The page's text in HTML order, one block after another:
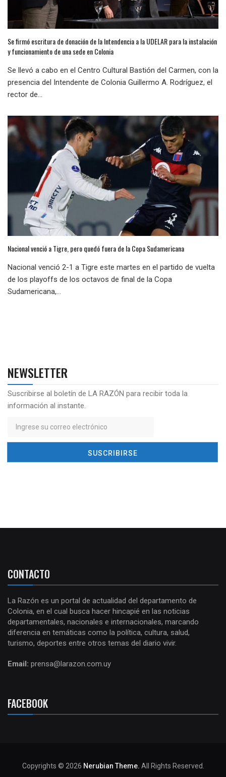
Se firmó escritura de donación de la Intendencia a la UDELAR para la instalación
y funcionamiento de una sede en Colonia
Se llevó a cabo en el Centro Cultural Bastión del Carmen, con la
presencia del Intendente de Colonia Guillermo A. Rodríguez, el
rector de...
Nacional venció a Tigre, pero quedó fuera de la Copa Sudamericana
Nacional venció 2-1 a Tigre este martes en el partido de vuelta
de los playoffs de los octavos de final de la Copa
Sudamericana,...
NEWSLETTER
Suscribirse al boletín de LA RAZÓN para recibir toda la
información al instante.
CONTACTO
La Razón es un portal de actualidad del departamento de
Colonia, en el cual busca hacer hincapié en las noticias
departamentales, nacionales e internacionales, marcando
diferencia en temáticas como la política, cultura, salud,
turismo, deportes entre otros temas del diario vivir.
Email: prensa@larazon.com.uy
FACEBOOK
Copyrights © 2026 Nerubian Theme. All Rights Reserved.